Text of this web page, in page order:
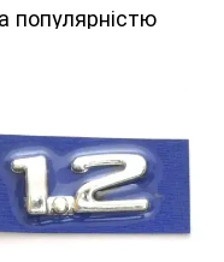
популярністю